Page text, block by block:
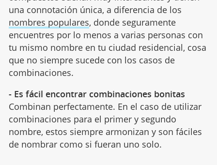
una connotación única, a diferencia de los
nombres populares, donde seguramente
encuentres por lo menos a varias personas con
tu mismo nombre en tu ciudad residencial, cosa
que no siempre sucede con los casos de
combinaciones.
- Es fácil encontrar combinaciones bonitas
Combinan perfectamente. En el caso de utilizar
combinaciones para el primer y segundo
nombre, estos siempre armonizan y son fáciles
de nombrar como si fueran uno solo.